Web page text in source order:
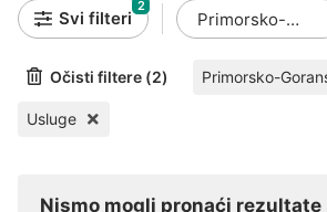
Svi filteri
2
Očisti filtere (2) Primorsko-
Usluge
Nismo mogli pronaći rezultate